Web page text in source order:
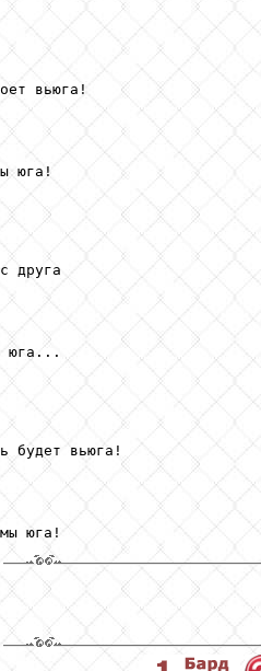
вьюга!
юга!
друга
юга...
будет вьюга!
юга!